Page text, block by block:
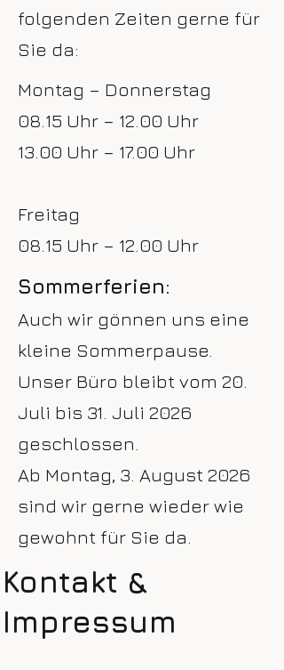
folgenden Zeiten gerne für
Sie da:
Montag – Donnerstag
08.15 Uhr – 12.00 Uhr
13.00 Uhr – 17.00 Uhr
Freitag
08.15 Uhr – 12.00 Uhr
Sommerferien:
Auch wir gönnen uns eine
kleine Sommerpause.
Unser Büro bleibt vom 20.
Juli bis 31. Juli 2026
geschlossen.
Ab Montag, 3. August 2026
sind wir gerne wieder wie
gewohnt für Sie da.
Kontakt &
Impressum